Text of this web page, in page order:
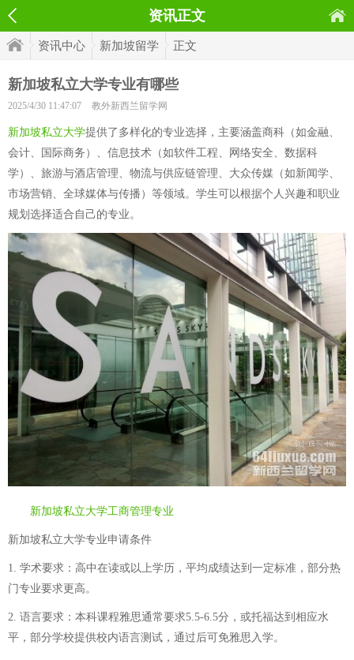
资讯正文
资讯中心 新加坡留学 正文
新加坡私立大学专业有哪些
2025/4/30 11:47:07 教外新西兰留学网
新加坡私立大学提供了多样化的专业选择，主要涵盖商科（如金融、
会计、国际商务）、信息技术（如软件工程、网络安全、数据科
学）、旅游与酒店管理、物流与供应链管理、大众传媒（如新闻学、
市场营销、全球媒体与传播）等领域。学生可以根据个人兴趣和职业
规划选择适合自己的专业。
新加坡私立大学工商管理专业
新加坡私立大学专业申请条件
1. 学术要求：高中在读或以上学历，平均成绩达到一定标准，部分热
门专业要求更高。
2. 语言要求：本科课程雅思通常要求5.5-6.5分，或托福达到相应水
平，部分学校提供校内语言测试，通过后可免雅思入学。